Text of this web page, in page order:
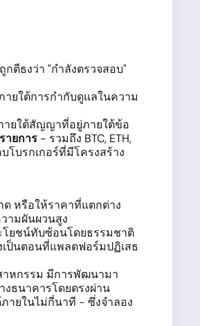
ตีธงว่า "กำลังตรวจสอบ"
ายใต้การกำกับดูแลในความ
ายใต้สัญญาที่อยู่ภายใต้ข้อ
ายการ - รวมถึง BTC, ETH,
โบรกเกอร์ที่มีโครงสร้าง
หรือให้ราคาที่แตกต่าง
ามผันผวนสูง
โยชน์ทับซ้อนโดยธรรมชาติ
เป็นตอนที่แพลตฟอร์มปฏิเสธ
าหกรรม มีการพัฒนามา
งธนาคารโดยตรงผ่าน
ายในไม่กี่นาที - ซึ่งจำลอง